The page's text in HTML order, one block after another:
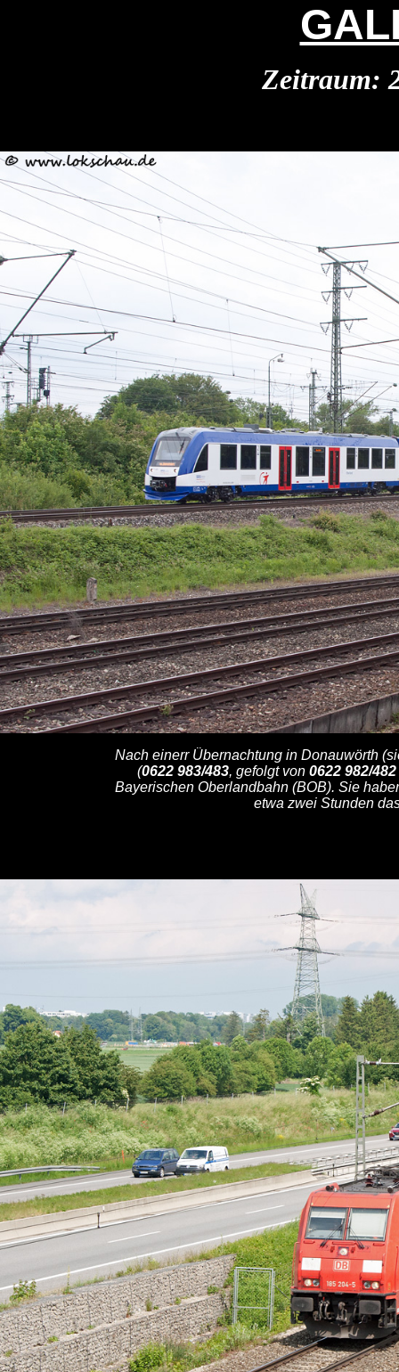
Zeitraum:
Nach einerr Übernachtung in Donauwörth
(0622 983/483, gefolgt von 0622 982/482
Bayerischen Oberlandbahn (BOB). Sie
etwa zwei Stunden